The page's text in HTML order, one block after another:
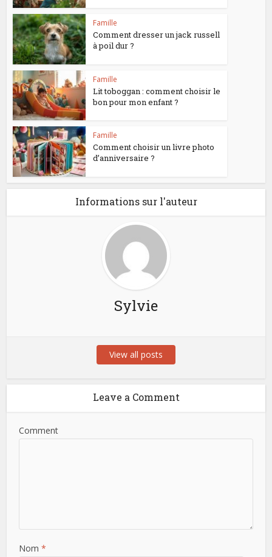
Famille
Comment dresser un jack russell
à poil dur ?
Famille
Lit toboggan : comment choisir le
bon pour mon enfant ?
Famille
Comment choisir un livre photo
d’anniversaire ?
Informations sur l'auteur
Sylvie
View all posts
Leave a Comment
Comment
Nom*